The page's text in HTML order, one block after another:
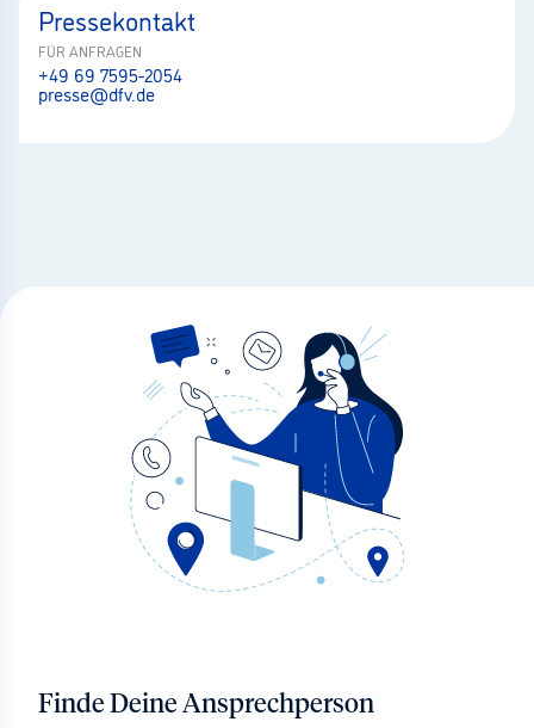
Pressekontakt
FÜR ANFRAGEN
+49 69 7595-2054
presse@dfv.de
Finde Deine Ansprechperson